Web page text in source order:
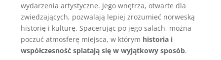
wydarzenia artystyczne. Jego wnętrza, otwarte dla
zwiedzających, pozwalają lepiej zrozumieć norweską
historię i kulturę. Spacerując po jego salach, można
poczuć atmosferę miejsca, w którym historia i
współczesność splatają się w wyjątkowy sposób.